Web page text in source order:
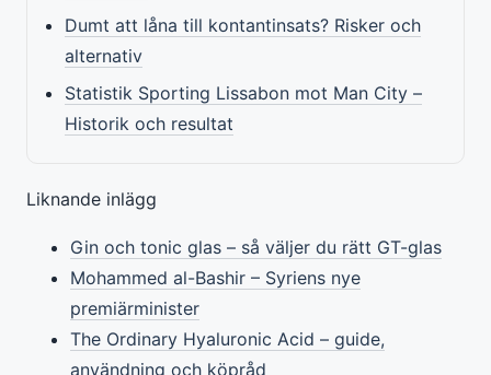
Dumt att låna till kontantinsats? Risker och
alternativ
Statistik Sporting Lissabon mot Man City –
Historik och resultat
Liknande inlägg
Gin och tonic glas – så väljer du rätt GT-glas
Mohammed al-Bashir – Syriens nye
premiärminister
The Ordinary Hyaluronic Acid – guide,
användning och köpråd